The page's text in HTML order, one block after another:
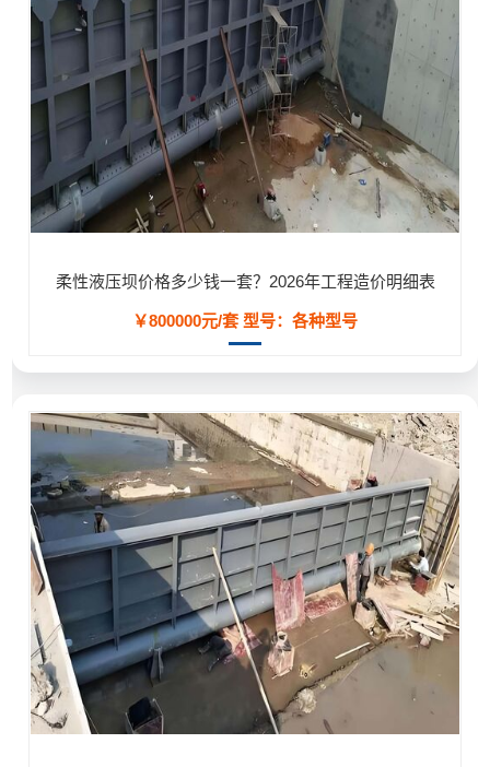
柔性液压坝价格多少钱一套？2026年工程造价明细表
￥800000元/套型号：各种型号